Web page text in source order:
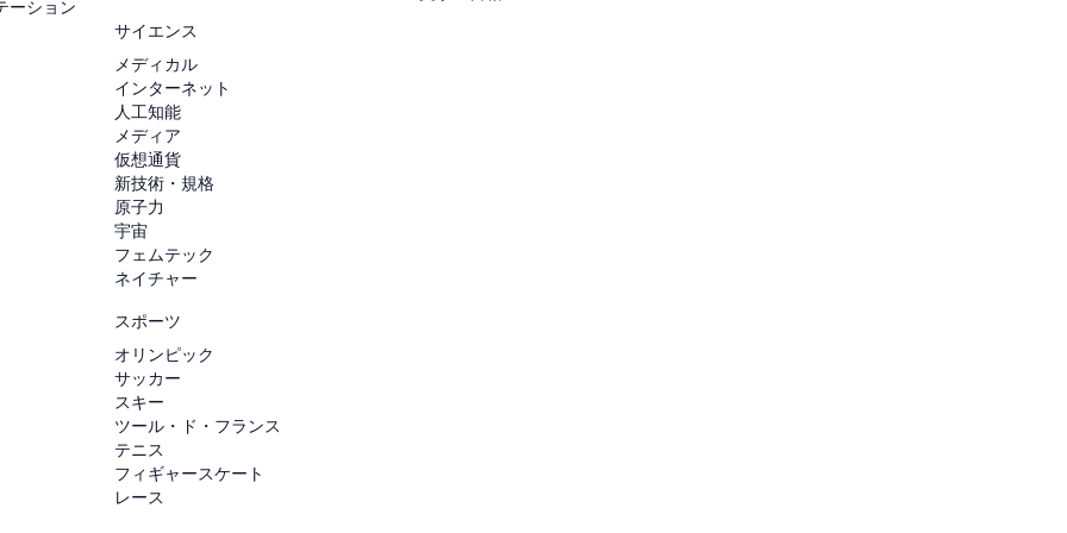
ーション
サイエンス
メディカル
インターネット
人工知能
メディア
仮想通貨
新技術・規格
原子力
宇宙
フェムテック
ネイチャー
スポーツ
オリンピック
サッカー
スキー
ツール・ド・フランス
テニス
フィギャースケート
レース